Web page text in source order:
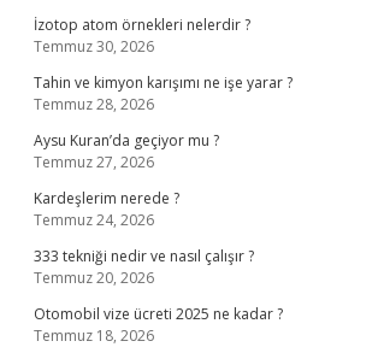
İzotop atom örnekleri nelerdir ?
Temmuz 30, 2026
Tahin ve kimyon karışımı ne işe yarar ?
Temmuz 28, 2026
Aysu Kuran’da geçiyor mu ?
Temmuz 27, 2026
Kardeşlerim nerede ?
Temmuz 24, 2026
333 tekniği nedir ve nasıl çalışır ?
Temmuz 20, 2026
Otomobil vize ücreti 2025 ne kadar ?
Temmuz 18, 2026